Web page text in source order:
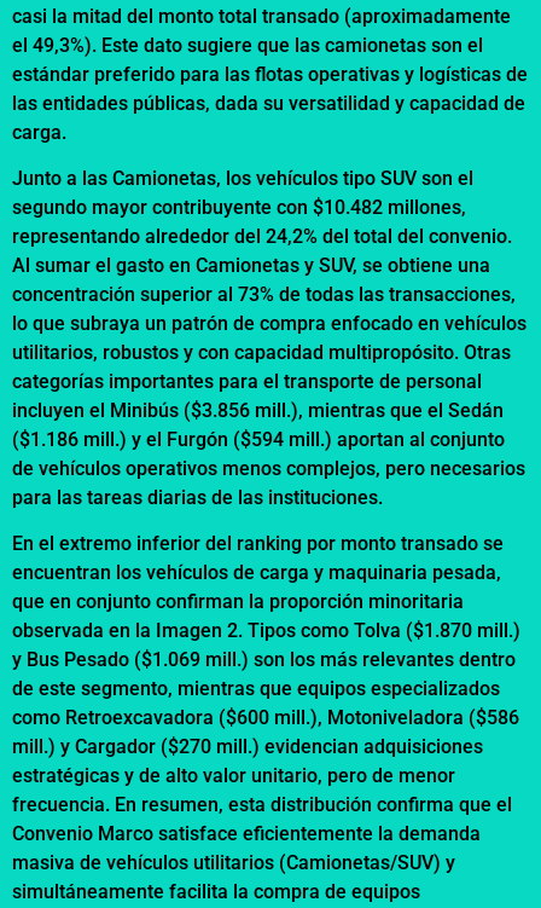
casi la mitad del monto total transado (aproximadamente
el 49,3%). Este dato sugiere que las camionetas son el
estándar preferido para las flotas operativas y logísticas de
las entidades públicas, dada su versatilidad y capacidad de
carga.
Junto a las Camionetas, los vehículos tipo SUV son el
segundo mayor contribuyente con $10.482 millones,
representando alrededor del 24,2% del total del convenio.
Al sumar el gasto en Camionetas y SUV, se obtiene una
concentración superior al 73% de todas las transacciones,
lo que subraya un patrón de compra enfocado en vehículos
utilitarios, robustos y con capacidad multipropósito. Otras
categorías importantes para el transporte de personal
incluyen el Minibús ($3.856 mill.), mientras que el Sedán
($1.186 mill.) y el Furgón ($594 mill.) aportan al conjunto
de vehículos operativos menos complejos, pero necesarios
para las tareas diarias de las instituciones.
En el extremo inferior del ranking por monto transado se
encuentran los vehículos de carga y maquinaria pesada,
que en conjunto confirman la proporción minoritaria
observada en la Imagen 2. Tipos como Tolva ($1.870 mill.)
y Bus Pesado ($1.069 mill.) son los más relevantes dentro
de este segmento, mientras que equipos especializados
como Retroexcavadora ($600 mill.), Motoniveladora ($586
mill.) y Cargador ($270 mill.) evidencian adquisiciones
estratégicas y de alto valor unitario, pero de menor
frecuencia. En resumen, esta distribución confirma que el
Convenio Marco satisface eficientemente la demanda
masiva de vehículos utilitarios (Camionetas/SUV) y
simultáneamente facilita la compra de equipos